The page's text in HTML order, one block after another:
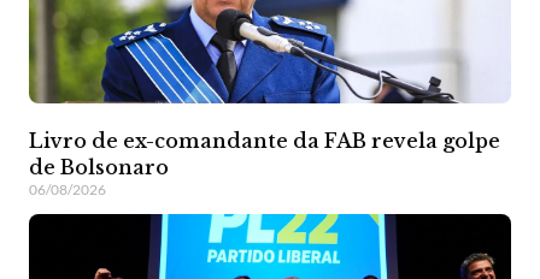
Livro de ex-comandante da FAB revela golpe
de Bolsonaro
06/08/2026